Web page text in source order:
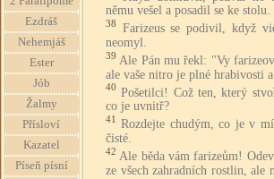
Ezdráš
Nehemjáš
Ester
Jób
Žalmy
Přísloví
Kazatel
Píseň písní
němu vešel a posadil se ke stolu.
38
Farizeus se podivil, když
neomyl.
39 Ale Pán mu řekl: "Vy
ale vaše nitro je plné hrabivosti a
40 Pošetilci! Což ten, který
co je uvnitř?
41
Rozdejte chudým, co je v
čisté.
42 Ale běda vám farizeům!
ze všech zahradních rostlin, ale